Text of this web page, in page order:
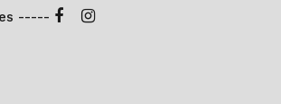
-----